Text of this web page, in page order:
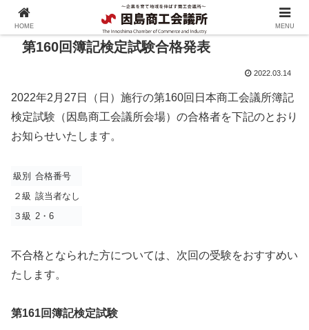
第160回簿記検定試験合格発表
2022.03.14
2022年2月27日（日）施行の第160回日本商工会議所簿記
検定試験（因島商工会議所会場）の合格者を下記のとおり
お知らせいたします。
級別 合格番号
２級 該当者なし
３級 2・6
不合格となられた方については、次回の受験をおすすめい
たします。
第161回簿記検定試験
HOME MENU